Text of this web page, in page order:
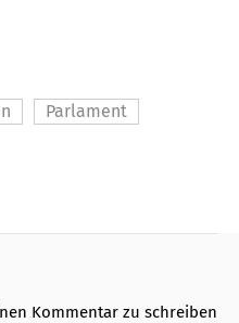
Parlament
Kommentar zu schreiben